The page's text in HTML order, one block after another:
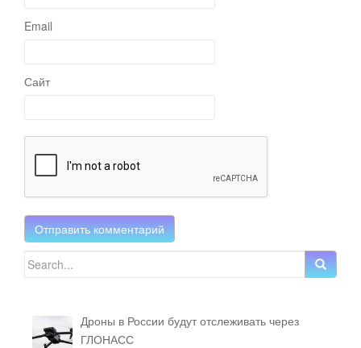
Email
Сайт
Search for:
Дроны в России будут отслеживать через
ГЛОНАСС